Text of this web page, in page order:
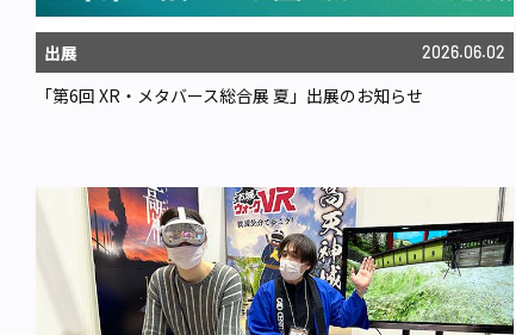
出展 2026.06.02
「第6回 XR・メタバース総合展 夏」出展のお知らせ